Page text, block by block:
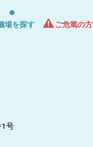
場を探す ご危篤の方
号